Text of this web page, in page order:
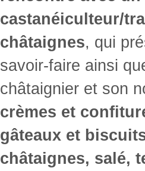
castanéiculteur/
châtaignes, qui
savoir-faire ainsi
châtaignier et son
crèmes et
gâteaux et
châtaignes, salé,